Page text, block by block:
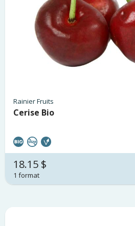
Rainier Fruits
Cerise Bio
18.15 $
1 format